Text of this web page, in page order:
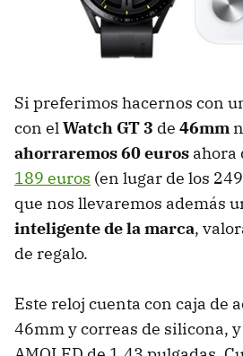
Si preferimos hacernos con
con elWatch GT 3 de 46mm
ahorraremos 60 euros ahora
189 euros (en lugar de los
que nos llevaremos además
inteligente de la marca,
de regalo.
Este reloj cuenta con caja de
46mm y correas de silicona,